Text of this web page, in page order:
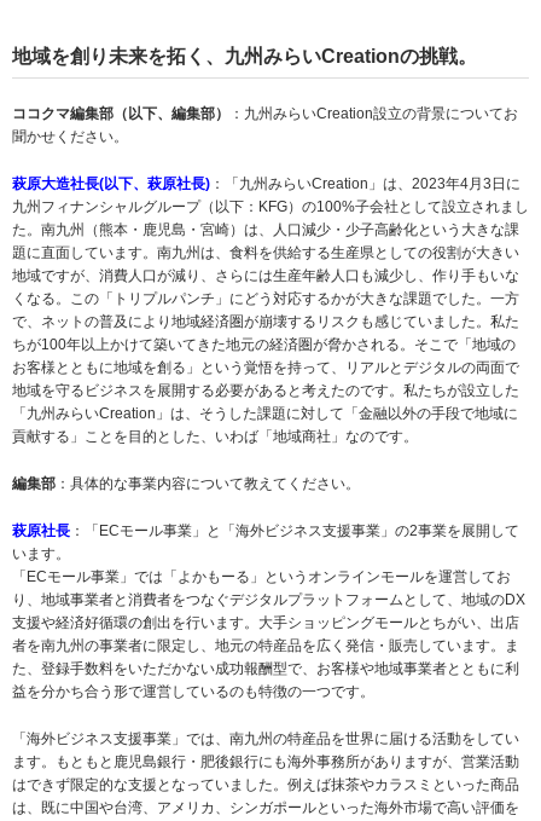
地域を創り未来を拓く、九州みらいCreationの挑戦。
ココクマ編集部（以下、編集部）
：九州みらいCreation設立の背景についてお
聞かせください。
萩原大造社長(以下、萩原社長) ：「九州みらいCreation」は、2023年4月3日に
九州フィナンシャルグループ（以下：KFG）の100%子会社として設立されまし
た。南九州（熊本・鹿児島・宮崎）は、人口減少・少子高齢化という大きな課
題に直面しています。南九州は、食料を供給する生産県としての役割が大きい
地域ですが、消費人口が減り、さらには生産年齢人口も減少し、作り手もいな
くなる。この「トリプルパンチ」にどう対応するかが大きな課題でした。一方
で、ネットの普及により地域経済圏が崩壊するリスクも感じていました。私た
ちが100年以上かけて築いてきた地元の経済圏が脅かされる。そこで「地域の
お客様とともに地域を創る」という覚悟を持って、リアルとデジタルの両面で
地域を守るビジネスを展開する必要があると考えたのです。私たちが設立した
「九州みらいCreation」は、そうした課題に対して「金融以外の手段で地域に
貢献する」ことを目的とした、いわば「地域商社」なのです。
編集部 ：具体的な事業内容について教えてください。
萩原社長 ：「ECモール事業」と「海外ビジネス支援事業」の2事業を展開して
います。
「ECモール事業」では「よかもーる」というオンラインモールを運営してお
り、地域事業者と消費者をつなぐデジタルプラットフォームとして、地域のDX
支援や経済好循環の創出を行います。大手ショッピングモールとちがい、出店
者を南九州の事業者に限定し、地元の特産品を広く発信・販売しています。ま
た、登録手数料をいただかない成功報酬型で、お客様や地域事業者とともに利
益を分かち合う形で運営しているのも特徴の一つです。
「海外ビジネス支援事業」では、南九州の特産品を世界に届ける活動をしてい
ます。もともと鹿児島銀行・肥後銀行にも海外事務所がありますが、営業活動
はできず限定的な支援となっていました。例えば抹茶やカラスミといった商品
は、既に中国や台湾、アメリカ、シンガポールといった海外市場で高い評価を